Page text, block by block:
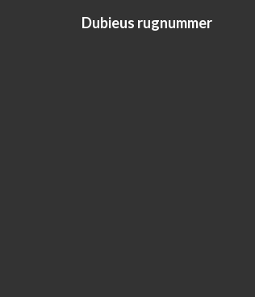
Dubieus rugnummer